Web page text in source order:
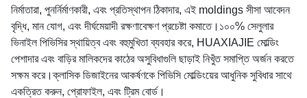
নির্মাতারা, পুনর্নির্মাণকারী, এবং প্রতিস্থাপন ঠিকাদার, এই moldings সীসা আবেদন
বৃদ্ধি, মান যোগ, এবং দীর্ঘমেয়াদী রক্ষণাবেক্ষণ প্রচেষ্টা কমাতে।১০০% সেলুলার
ভিনাইল পিভিসির স্থায়িত্ব এবং বহুমুখিতা ব্যবহার করে, HUAXIAJIE মোল্ডিং
পেশাদার এবং বাড়ির মালিকদের কাঠের অসুবিধাগুলি ছাড়াই নিখুঁত সমাপ্তি অর্জন করতে
সক্ষম করে।ক্লাসিক ডিজাইনের আকর্ষণকে পিভিসি মোল্ডিংয়ের আধুনিক সুবিধার সাথে
একত্রিত করুন, প্রোফাইল, এবং ট্রিম বোর্ড।